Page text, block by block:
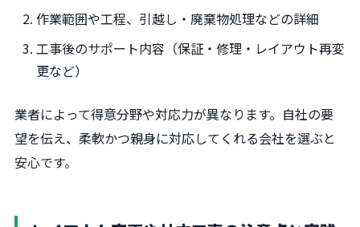
作業範囲や工程、引越し・廃棄物処理などの詳細
工事後のサポート内容（保証・修理・レイアウト再変
更など）
業者によって得意分野や対応力が異なります。自社の要
望を伝え、柔軟かつ親身に対応してくれる会社を選ぶと
安心です。